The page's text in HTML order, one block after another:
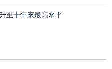
至十年來最高水平